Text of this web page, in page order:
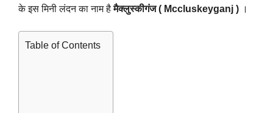
के इस मिनी लंदन का नाम हैमैक्लुस्कीगंज ( Mccluskeyganj ) ।
Table of Contents